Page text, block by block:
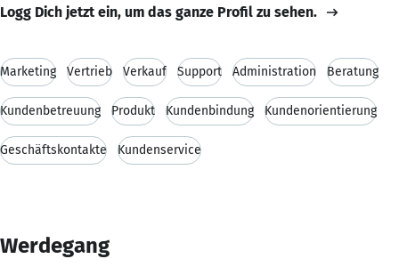
Logg Dich jetzt ein, um das ganze Profil zu sehen.
Marketing Vertrieb Verkauf Support Administration Beratung
Kundenbetreuung Produkt Kundenbindung Kundenorientierung
Geschäftskontakte Kundenservice
Werdegang